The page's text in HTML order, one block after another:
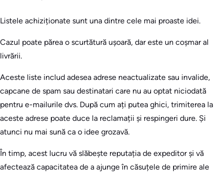
Listele achiziționate sunt una dintre cele mai proaste idei.
Cazul poate părea o scurtătură ușoară, dar este un coșmar al
livrării.
Aceste liste includ adesea adrese neactualizate sau invalide,
capcane de spam sau destinatari care nu au optat niciodată
pentru e-mailurile dvs. După cum ați putea ghici, trimiterea la
aceste adrese poate duce la reclamații și respingeri dure. Și
atunci nu mai sună ca o idee grozavă.
În timp, acest lucru vă slăbește reputația de expeditor și vă
afectează capacitatea de a ajunge în căsuțele de primire ale